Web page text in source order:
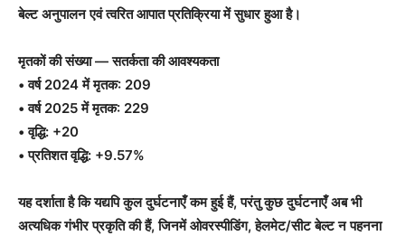
बेल्ट अनुपालन एवं त्वरित आपात प्रतिक्रिया में सुधार हुआ है।
मृतकों की संख्या — सतर्कता की आवश्यकता
• वर्ष 2024 में मृतक: 209
• वर्ष 2025 में मृतक: 229
• वृद्धि: +20
• प्रतिशत वृद्धि: +9.57%
यह दर्शाता है कि यद्यपि कुल दुर्घटनाएँ कम हुई हैं, परंतु कुछ दुर्घटनाएँ अब भी
अत्यधिक गंभीर प्रकृति की हैं, जिनमें ओवरस्पीडिंग, हेलमेट/सीट बेल्ट न पहनना